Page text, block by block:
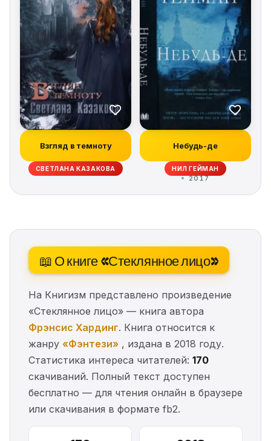
Взгляд в темноту
СВЕТЛАНА КАЗАКОВА
Небудь-де
НИЛ ГЕЙМАН
2017
📖 О книге «Стеклянное лицо»
На Книгизм представлено произведение
«Стеклянное лицо» — книга автора
Фрэнсис Хардинг. Книга относится к
жанру «Фэнтези» , издана в 2018 году.
Статистика интереса читателей: 170
скачиваний. Полный текст доступен
бесплатно — для чтения онлайн в браузере
или скачивания в формате fb2.